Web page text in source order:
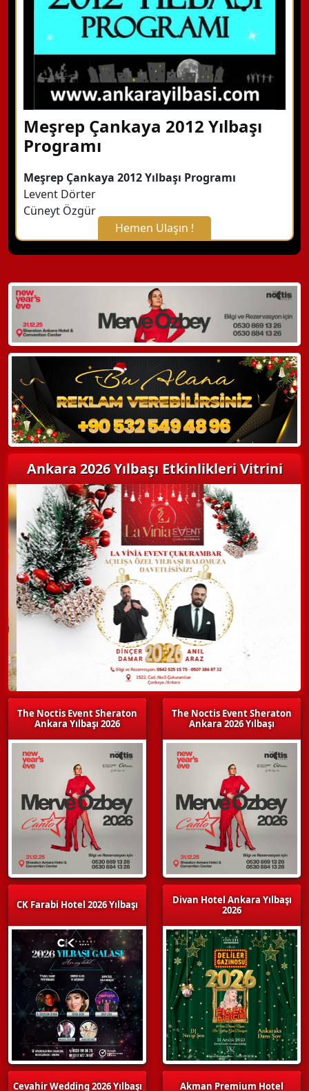
Meşrep Çankaya 2012 Yılbaşı
Programı
Meşrep Çankaya 2012 Yılbaşı Programı
Levent Dörter
Cüneyt Özgür
Hemen Ulaşın !
X Kapat
WhatsApp ile Bilgi Alın
Hemen Arayın
Detaylı Bilgi Alın
Ankara 2026 Yılbaşı Etkinlikleri Vitrini
The Noctis Event Sheraton
Ankara Yılbaşı 2026
CK Farabi Hotel 2026 Yılbaşı
Cevahir Wedding 2026 Yılbaşı
The Noctis Event Sheraton
Ankara 2026 Yılbaşı
Divan Hotel Ankara Yılbaşı
2026
Akman Premium Hotel